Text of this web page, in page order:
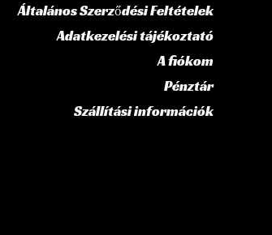
Általános Szerződési Feltételek
Adatkezelési tájékoztató
A fiókom
Pénztár
Szállítási információk